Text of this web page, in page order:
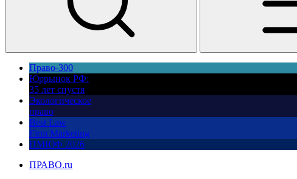
Право-300
Юррынок РФ:
35 лет спустя
Экологическое
право
Best Law
Firm Marketing
ПМЮФ 2026
ПРАВО.ru